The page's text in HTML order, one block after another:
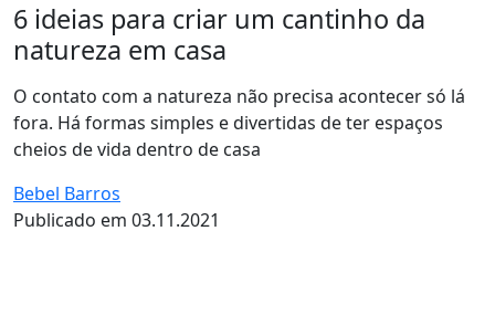
6 ideias para criar um cantinho da
natureza em casa
O contato com a natureza não precisa acontecer só lá
fora. Há formas simples e divertidas de ter espaços
cheios de vida dentro de casa
Bebel Barros
Publicado em 03.11.2021